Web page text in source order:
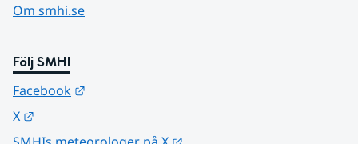
Om smhi.se
Följ SMHI
Facebook
X